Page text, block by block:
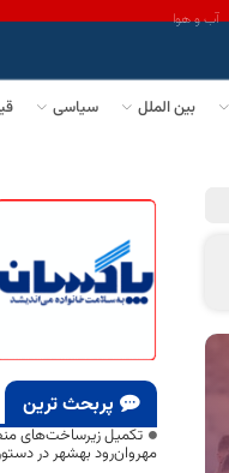
آب و هوا
بین الملل سیاسی
پربحث ترین
تکمیل زیرساخت‌های
مهروان‌رود بهشهر در